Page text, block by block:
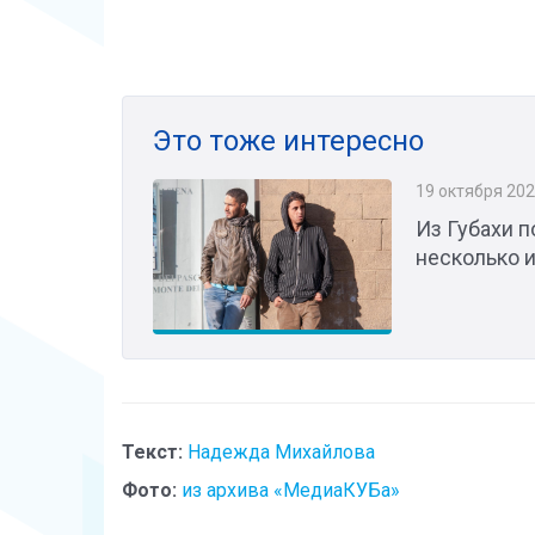
Это тоже интересно
19 октября
Из Губахи
несколько
Текст: Надежда Михайлова
Фото: из архива «МедиаКУБа»